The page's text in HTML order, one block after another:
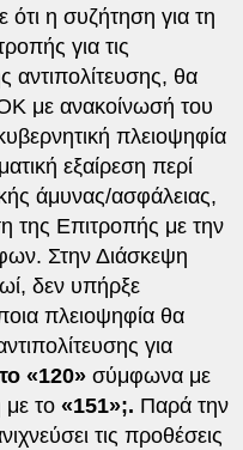
ότι η συζήτηση για τη
για τις
αντιπολίτευσης, θα
με ανακοίνωσή του
πλειοψηφία
εξαίρεση περί
άμυνας/ασφάλειας,
της Επιτροπής με την
Στην Διάσκεψη
δεν υπήρξε
πλειοψηφία θα
για
«120»σύμφωνα με
με το «151»;. Παρά την
τις προθέσεις